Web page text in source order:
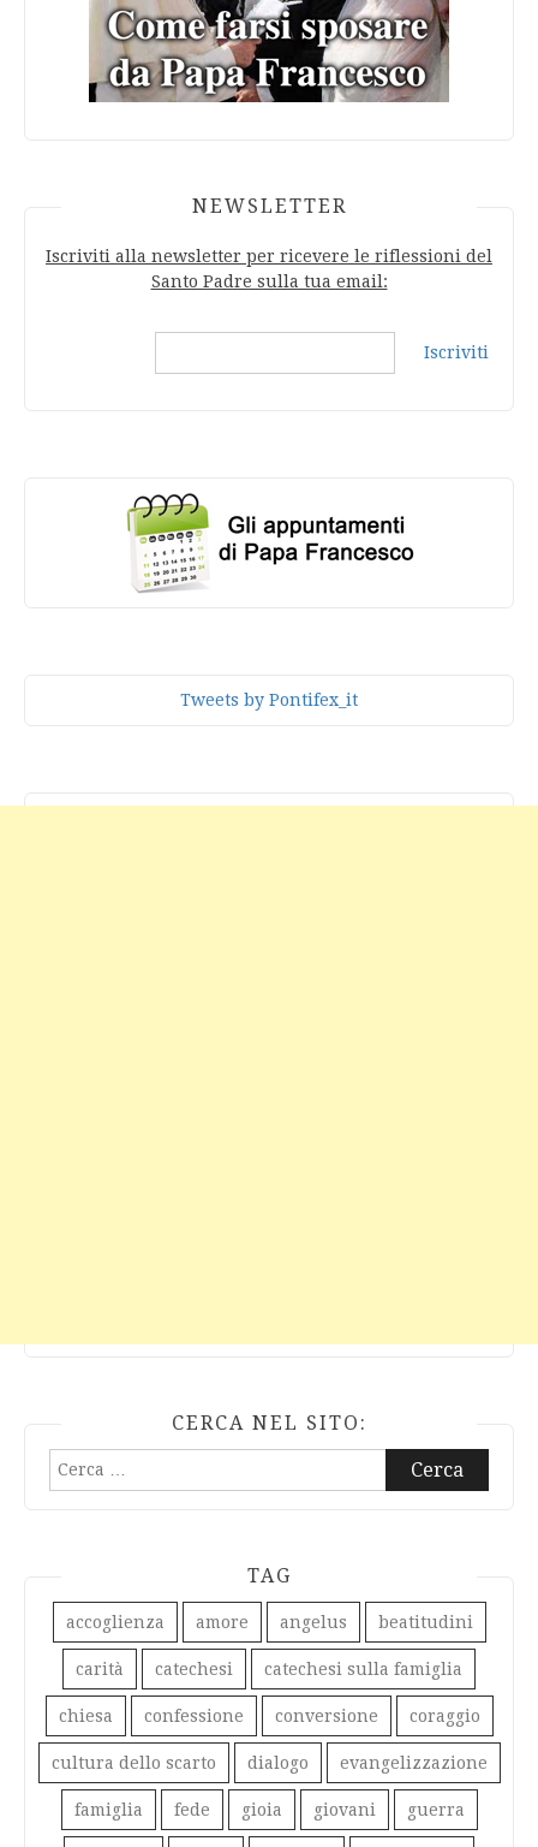
NEWSLETTER
Iscriviti alla newsletter per ricevere le riflessioni del
Santo Padre sulla tua email:
Iscriviti
Tweets by Pontifex_it
CERCA NEL SITO:
Ricerca
per:
TAG
accoglienza amore angelus beatitudini
carità catechesi catechesi sulla famiglia
chiesa confessione conversione coraggio
cultura dello scarto dialogo evangelizzazione
famiglia fede gioia giovani guerra